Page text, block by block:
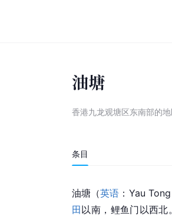
油塘
香港九龙观塘区东南部的
条目
油塘（英语 ：Yau
田以南，鲤鱼门以西